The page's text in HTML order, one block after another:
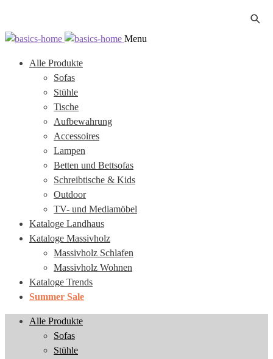
Zur
springen
Zum
springen
Menu
Alle Produkte
Sofas
Stühle
Tische
Aufbewahrung
Accessoires
Lampen
Betten und Bettsofas
Schreibtische & Kids
Outdoor
TV- und Mediamöbel
Kataloge Landhaus
Kataloge Massivholz
Massivholz Schlafen
Massivholz Wohnen
Kataloge Trends
Summer Sale
Alle Produkte
Sofas
Stühle